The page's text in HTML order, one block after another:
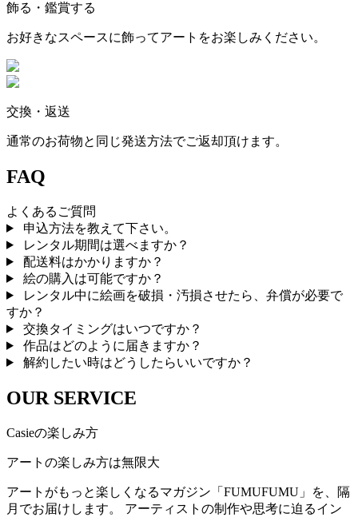
飾る・鑑賞する
お好きなスペースに飾ってアートをお楽しみください。
交換・返送
通常のお荷物と同じ発送方法でご返却頂けます。
FAQ
よくあるご質問
申込方法を教えて下さい。
レンタル期間は選べますか？
配送料はかかりますか？
絵の購入は可能ですか？
レンタル中に絵画を破損・汚損させたら、弁償が必要で
すか？
交換タイミングはいつですか？
作品はどのように届きますか？
解約したい時はどうしたらいいですか？
OUR SERVICE
Casieの楽しみ方
アートの楽しみ方は無限大
アートがもっと楽しくなるマガジン「FUMUFUMU」を、隔
月でお届けします。 アーティストの制作や思考に迫るイン